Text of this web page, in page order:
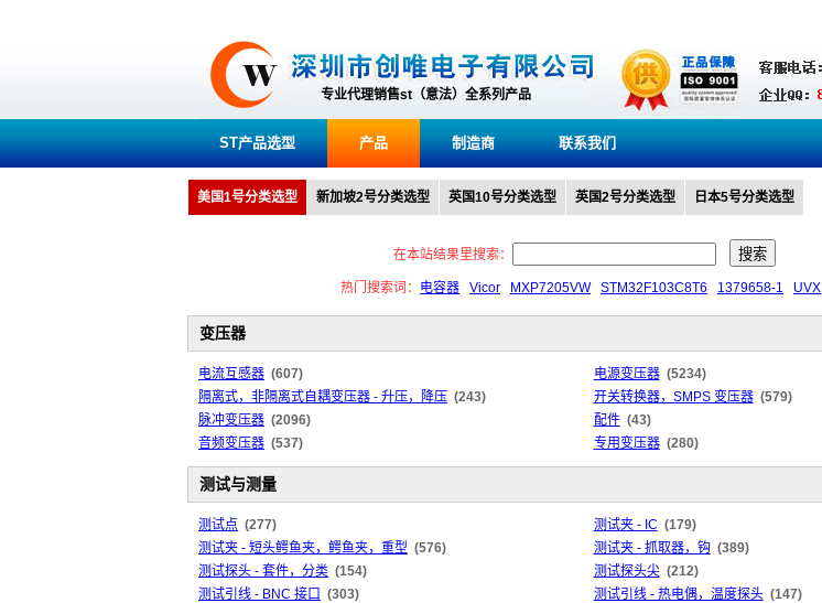
专业代理销售st（意法）全系列产品
ST产品选型 产品 制造商 联系我们
美国1号分类选型 新加坡2号分类选型 英国10号分类选型 英国2号分类选型 日本5号分类选型
在本站结果里搜索：
热门搜索词： 电容器 Vicor MXP7205VW STM32F103C8T6 1379658-1 UVX
变压器
电流互感器 (607) 电源变压器 (5234)
隔离式，非隔离式自耦变压器 - 升压，降压 (243) 开关转换器，SMPS 变压器 (579)
脉冲变压器 (2096) 配件 (43)
音频变压器 (537) 专用变压器 (280)
测试与测量
测试点 (277) 测试夹 - IC (179)
测试夹 - 短头鳄鱼夹，鳄鱼夹，重型 (576) 测试夹 - 抓取器，钩 (389)
测试探头 - 套件，分类 (154) 测试探头尖 (212)
测试引线 - BNC 接口 (303) 测试引线 - 热电偶，温度探头 (147)